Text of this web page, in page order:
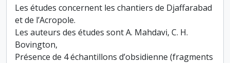
Les études concernent les chantiers de Djaffarabad
et de l’Acropole.
Les auteurs des études sont A. Mahdavi, C. H.
Bovington,
Présence de 4 échantillons d’obsidienne (fragments